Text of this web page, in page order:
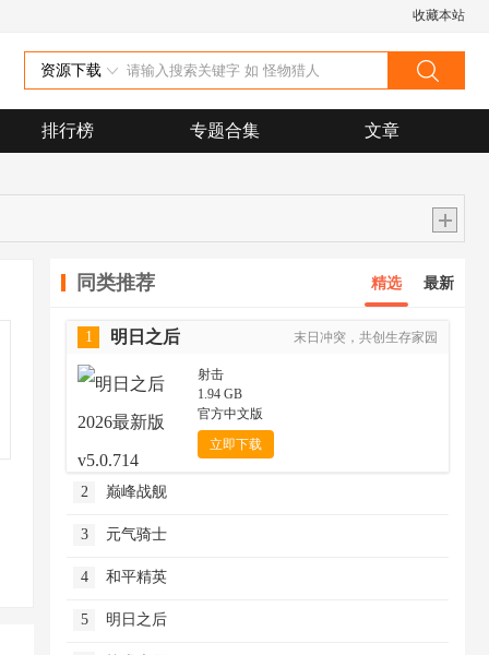
收藏本站
资源下载
排行榜 专题合集 文章
同类推荐 精选 最新
1 明日之后 末日冲突，共创生存家园
射击
1.94 GB
官方中文版
立即下载
2 巅峰战舰
3 元气骑士
4 和平精英
5 明日之后